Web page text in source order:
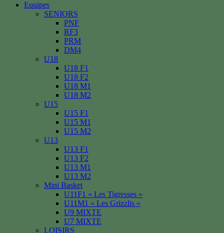
Equipes
SENIORS
PNF
RF3
PRM
DM4
U18
U18 F1
U18 F2
U18 M1
U18 M2
U15
U15 F1
U15 M1
U15 M2
U13
U13 F1
U13 F2
U13 M1
U13 M2
Mini Basket
U11F1 « Les Tigresses »
U11M1 « Les Grizzlis »
U9 MIXTE
U7 MIXTE
LOISIRS